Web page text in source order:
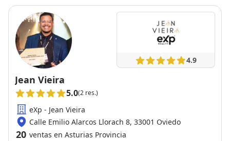
4.9
Jean Vieira
5.0(2 res.)
eXp - Jean Vieira
Calle Emilio Alarcos Llorach 8, 33001 Oviedo
20 ventas en Asturias Provincia